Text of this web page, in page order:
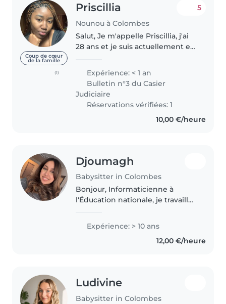
Coup de cœur
de la famille
(1)
Priscillia
Nounou à Colombes
5
Salut, Je m'appelle Priscillia, j'ai
28 ans et je suis actuellement en
fratrie de 9 enfants et issue
d’une grande famille,..
Expérience: < 1 an
Bulletin n°3 du Casier
Judiciaire
Réservations vérifiées: 1
10,00 €/heure
Djoumagh
Babysitter in Colombes
Bonjour, Informaticienne à
l'Éducation nationale, je travaille
environnement éducatif et suis
habituée au contact avec les
enfants et les adolescents.
Expérience: > 10 ans
12,00 €/heure
Ludivine
Babysitter in Colombes